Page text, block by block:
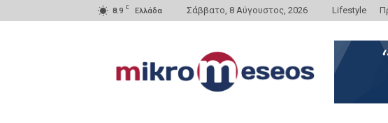
8.9 C Ελλάδα Σάββατο, 8 Αύγουστος, 2026 Lifestyle